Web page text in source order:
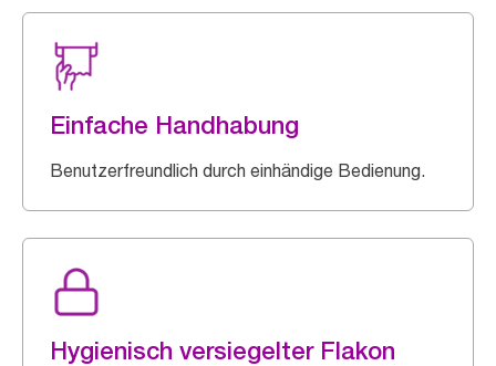
Einfache Handhabung
Benutzerfreundlich durch einhändige Bedienung.
Hygienisch versiegelter Flakon